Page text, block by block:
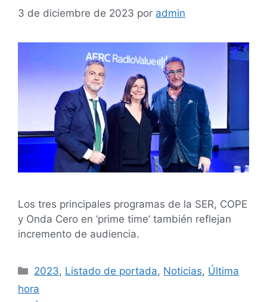
3 de diciembre de 2023 por admin
Los tres principales programas de la SER, COPE
y Onda Cero en ‘prime time’ también reflejan
incremento de audiencia.
2023, Listado de portada, Noticias, Última
hora